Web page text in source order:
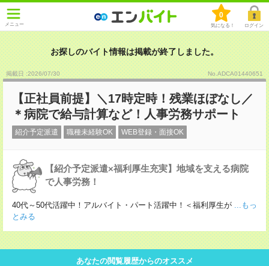
メニュー
0
気になる！ ログイン
お探しのバイト情報は掲載が終了しました。
掲載日 :2026/07/30 No.ADCA01440651
【正社員前提】＼17時定時！残業ほぼなし／
＊病院で給与計算など！人事労務サポート
紹介予定派遣 職種未経験OK WEB登録・面接OK
【紹介予定派遣×福利厚生充実】地域を支える病院
で人事労務！
40代～50代活躍中！アルバイト・パート活躍中！＜福利厚生が ...もっ
とみる
あなたの閲覧履歴からのオススメ